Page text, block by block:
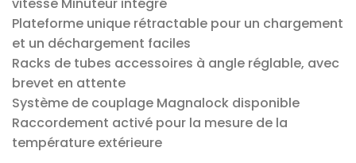
Plateforme unique rétractable pour un chargement
et un déchargement faciles
Racks de tubes accessoires à angle réglable, avec
brevet en attente
Système de couplage Magnalock disponible
Raccordement activé pour la mesure de la
température extérieure